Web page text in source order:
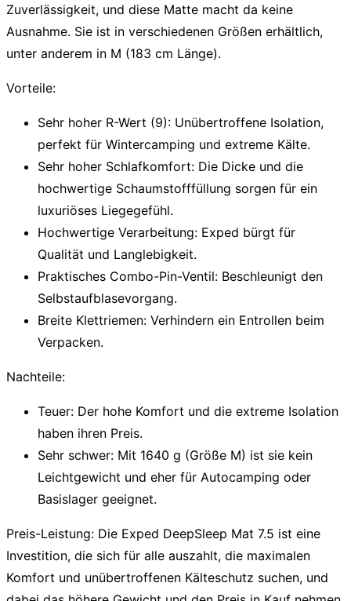
Zuverlässigkeit, und diese Matte macht da keine
Ausnahme. Sie ist in verschiedenen Größen erhältlich,
unter anderem in M (183 cm Länge).
Vorteile:
Sehr hoher R-Wert (9): Unübertroffene Isolation,
perfekt für Wintercamping und extreme Kälte.
Sehr hoher Schlafkomfort: Die Dicke und die
hochwertige Schaumstofffüllung sorgen für ein
luxuriöses Liegegefühl.
Hochwertige Verarbeitung: Exped bürgt für
Qualität und Langlebigkeit.
Praktisches Combo-Pin-Ventil: Beschleunigt den
Selbstaufblasevorgang.
Breite Klettriemen: Verhindern ein Entrollen beim
Verpacken.
Nachteile:
Teuer: Der hohe Komfort und die extreme Isolation
haben ihren Preis.
Sehr schwer: Mit 1640 g (Größe M) ist sie kein
Leichtgewicht und eher für Autocamping oder
Basislager geeignet.
Preis-Leistung: Die Exped DeepSleep Mat 7.5 ist eine
Investition, die sich für alle auszahlt, die maximalen
Komfort und unübertroffenen Kälteschutz suchen, und